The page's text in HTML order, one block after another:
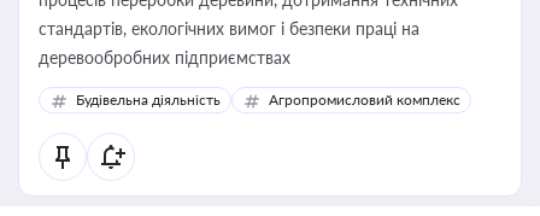
стандартів, екологічних вимог і безпеки праці на
деревообробних підприємствах
Будівельна діяльність Агропромисловий комплекс